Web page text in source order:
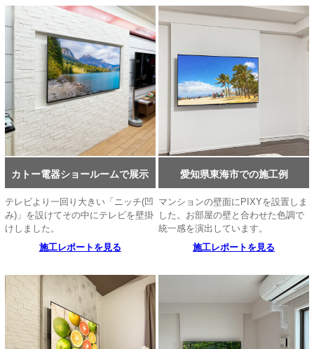
カトー電器ショールームで展示
テレビより一回り大きい「ニッチ(凹
み)」を設けてその中にテレビを壁掛
けしました。
施工レポートを見る
愛知県東海市での施工例
マンションの壁面にPIXYを設置しま
した。お部屋の壁と合わせた色調で
統一感を演出しています。
施工レポートを見る